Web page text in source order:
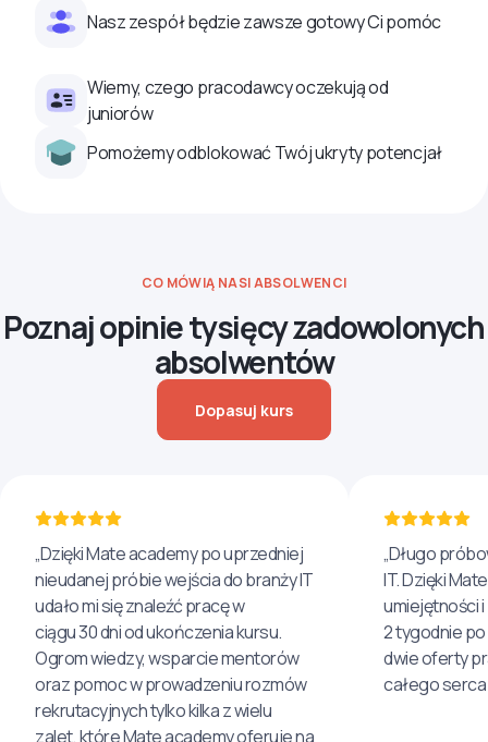
Nasz zespół będzie zawsze gotowy Ci pomóc
Wiemy, czego pracodawcy oczekują od
juniorów
Pomożemy odblokować Twój ukryty potencjał
CO MÓWIĄ NASI ABSOLWENCI
Poznaj opinie tysięcy zadowolonych
absolwentów
Dopasuj kurs
„Dzięki Mate academy po uprzedniej
nieudanej próbie wejścia do branży IT
udało mi się znaleźć pracę w
ciągu 30 dni od ukończenia kursu.
Ogrom wiedzy, wsparcie mentorów
oraz pomoc w prowadzeniu rozmów
rekrutacyjnych tylko kilka z wielu
zalet, które Mate academy oferuje na
„Długo
IT. Dzięki
umiejętności
2 tygodnie
dwie oferty
całego serca